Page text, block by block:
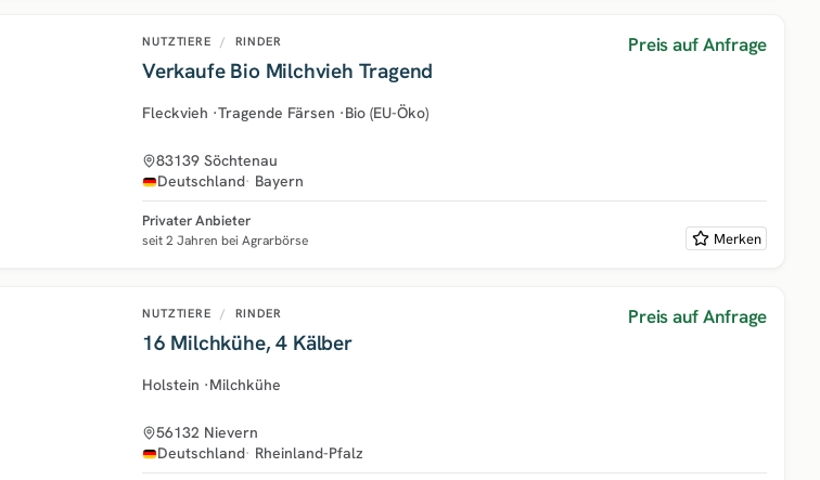
NUTZTIERE / RINDER
Verkaufe Bio Milchvieh Tragend
Preis auf Anfrage
Fleckvieh ·Tragende Färsen ·Bio (EU-Öko)
83139 Söchtenau
Deutschland Bayern
Privater Anbieter
seit 2 Jahren bei Agrarbörse Merken
NUTZTIERE / RINDER
16 Milchkühe, 4 Kälber
Preis auf Anfrage
Holstein ·Milchkühe
56132 Nievern
Deutschland Rheinland-Pfalz